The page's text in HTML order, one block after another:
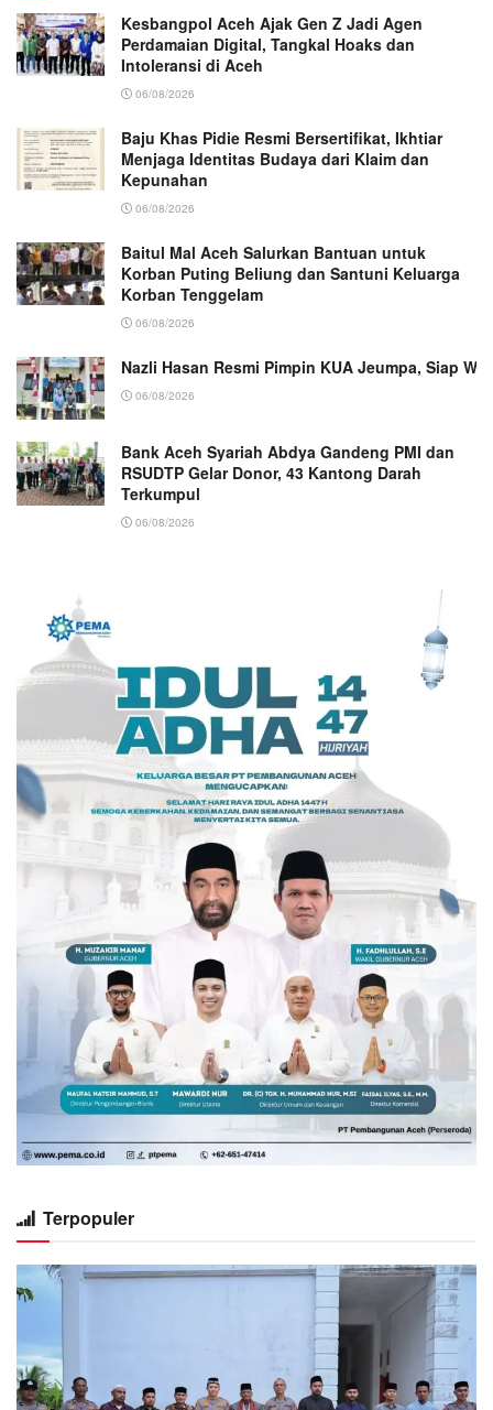
Kesbangpol Aceh Ajak Gen Z Jadi Agen
Perdamaian Digital, Tangkal Hoaks dan
Intoleransi di Aceh
06/08/2026
Baju Khas Pidie Resmi Bersertifikat, Ikhtiar
Menjaga Identitas Budaya dari Klaim dan
Kepunahan
06/08/2026
Baitul Mal Aceh Salurkan Bantuan untuk
Korban Puting Beliung dan Santuni Keluarga
Korban Tenggelam
06/08/2026
Nazli Hasan Resmi Pimpin KUA Jeumpa, Siap
06/08/2026
Bank Aceh Syariah Abdya Gandeng PMI dan
RSUDTP Gelar Donor, 43 Kantong Darah
Terkumpul
06/08/2026
Terpopuler